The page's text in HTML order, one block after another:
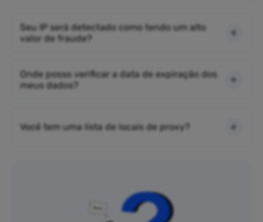
Seu IP será detectado como tendo um alto
valor de fraude?
Onde posso verificar a data de expiração dos
meus dados?
Você tem uma lista de locais de proxy?